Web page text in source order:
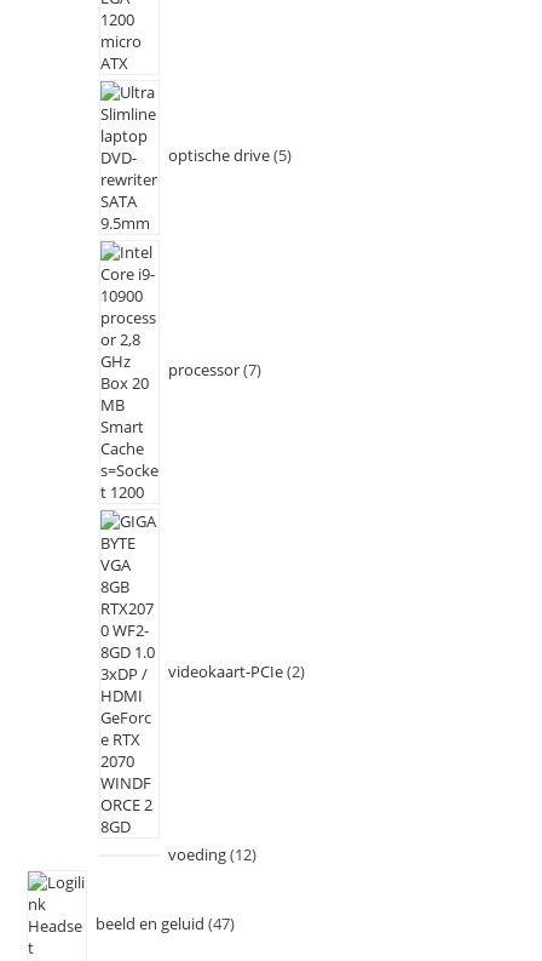
optische drive 5
processor 7
videokaart-PCIe 2
voeding 12
beeld en geluid 47